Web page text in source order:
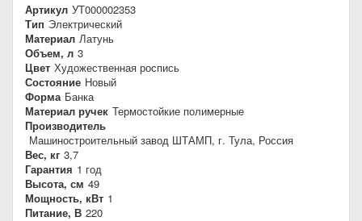
Артикул УТ000002353
Тип Электрический
Материал Латунь
Объем, л 3
Цвет Художественная роспись
Состояние Новый
Форма Банка
Материал ручек Термостойкие полимерные
Производитель
Машиностроительный завод ШТАМП, г. Тула, Россия
Вес, кг 3,7
Гарантия 1 год
Высота, см 49
Мощность, кВт 1
Питание, В 220